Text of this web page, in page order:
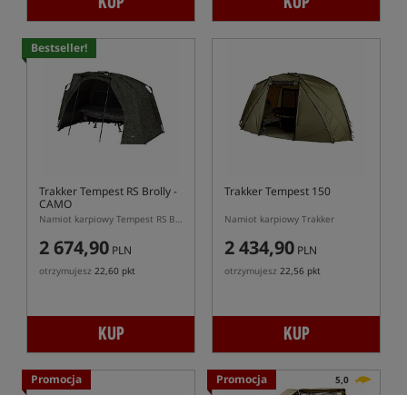
Bestseller!
Trakker Tempest RS Brolly -
CAMO
Namiot karpiowy Tempest RS Brolly w kolorze kamuflażu
2 674,90 PLN
otrzymujesz 22,60 pkt
KUP
Trakker Tempest 150
Namiot karpiowy Trakker
2 434,90 PLN
otrzymujesz 22,56 pkt
KUP
Promocja Promocja 5,0